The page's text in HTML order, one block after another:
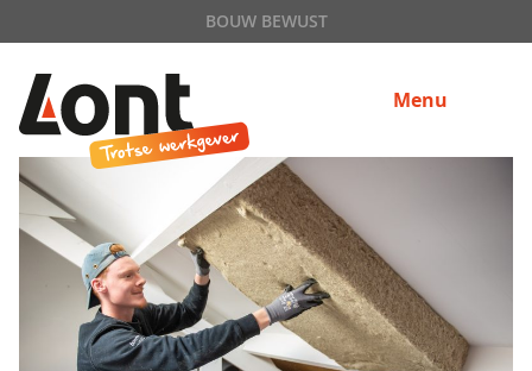
BOUW BEWUST
Menu